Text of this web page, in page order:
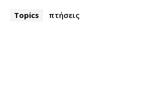
Topics πτήσεις